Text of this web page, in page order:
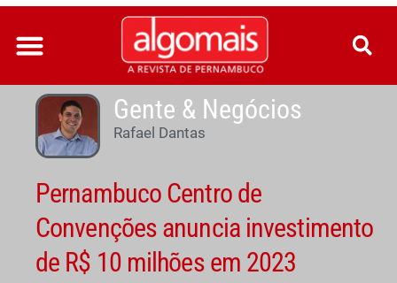
Ir
para
conteúdo
Gente & Negócios
Rafael Dantas
Pernambuco Centro de
Convenções anuncia investimento
de R$ 10 milhões em 2023